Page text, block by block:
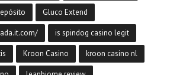
Gluco Extend
is spindog casino legit
Kroon Casino kroon casino nl